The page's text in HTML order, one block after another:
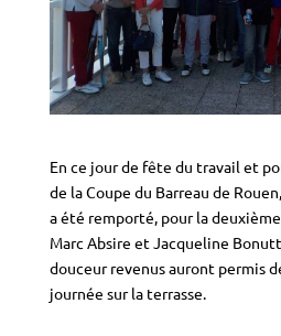
En ce jour de fête du travail et
de la Coupe du Barreau de
a été remporté, pour la
Marc Absire et Jacqueline
douceur revenus auront permis
journée sur la terrasse.